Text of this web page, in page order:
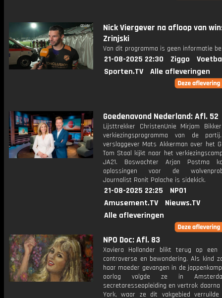
Nick Viergever na afloop van
Zrinjski
Van dit programma is geen informatie
21-08-2025 22:30 Ziggo
Sporten.TV
Alle afleveringen
Goedenavond Nederland: Afl. 52
Lijsttrekker ChristenUnie Mirjam
verkiezingsprogramma van de
verslaggever Mats Akkerman over het
Tom Staal kijkt naar het
JA21. Boswachter Arjan Postma
oplossingen voor de
Journalist Ronit Palache is sidekick.
21-08-2025 22:25
NPO1
Amusement.TV
Nieuws.TV
Alle afleveringen
NPO Doc: Afl. 83
Xaviera Hollander blikt terug op een
controverse en bewondering. Als kind
haar moeder gevangen in de
oorlog volgde ze in
secretaresseopleiding en vertrok daarna
York, waar ze dit vakgebied